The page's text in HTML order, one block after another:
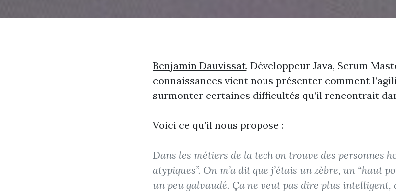
Benjamin Dauvissat, Développeur Java, Scrum
connaissances vient nous présenter comment
surmonter certaines difficultés qu’il rencontrait
Voici ce qu’il nous propose :
Dans les métiers de la tech on trouve des personnes
atypiques”. On m’a dit que j’étais un zèbre, un “haut
un peu galvaudé. Ça ne veut pas dire plus intelligent,